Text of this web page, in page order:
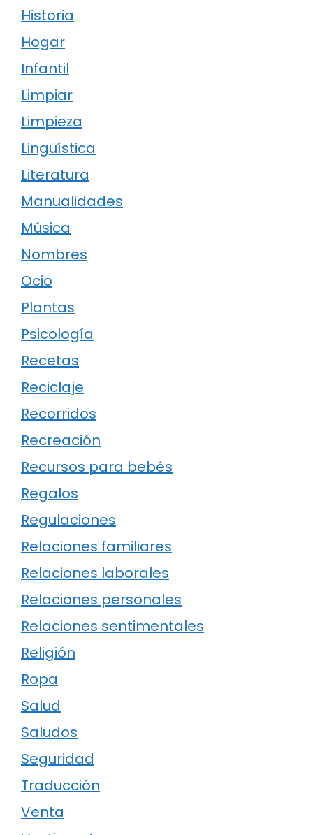
Historia
Hogar
Infantil
Limpiar
Limpieza
Lingüística
Literatura
Manualidades
Música
Nombres
Ocio
Plantas
Psicología
Recetas
Reciclaje
Recorridos
Recreación
Recursos para bebés
Regalos
Regulaciones
Relaciones familiares
Relaciones laborales
Relaciones personales
Relaciones sentimentales
Religión
Ropa
Salud
Saludos
Seguridad
Traducción
Venta